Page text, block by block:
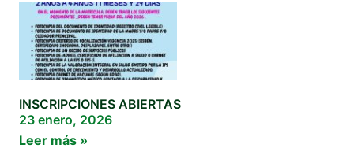
INSCRIPCIONES ABIERTAS
23 enero, 2026
Leer más »